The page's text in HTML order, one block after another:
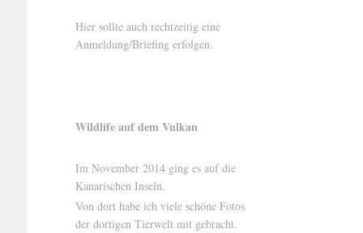
Hier sollte auch rechtzeitig eine
Anmeldung/Briefing erfolgen.
Wildlife auf dem Vulkan
Im November 2014 ging es auf die
Kanarischen Inseln.
Von dort habe ich viele schöne Fotos
der dortigen Tierwelt mit gebracht.